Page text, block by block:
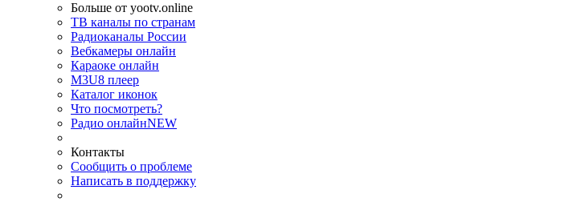
Больше от yootv.online
ТВ каналы по странам
Радиоканалы России
Вебкамеры онлайн
Караоке онлайн
M3U8 плеер
Каталог иконок
Что посмотреть?
Радио онлайнNEW
Контакты
Сообщить о проблеме
Написать в поддержку